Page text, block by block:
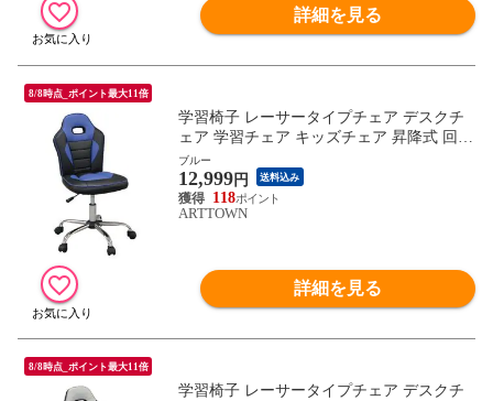
詳細を見る
8/8時点_ポイント最大11倍
学習椅子 レーサータイプチェア デスクチ
ェア 学習チェア キッズチェア 昇降式 回転
学習いす 子供用 勉強いす チェア チェアー
子供部屋 スパイダー2 / ブルー / -ART
ブルー
12,999円 送料込み
118
ARTTOWN
詳細を見る
8/8時点_ポイント最大11倍
学習椅子 レーサータイプチェア デスクチ